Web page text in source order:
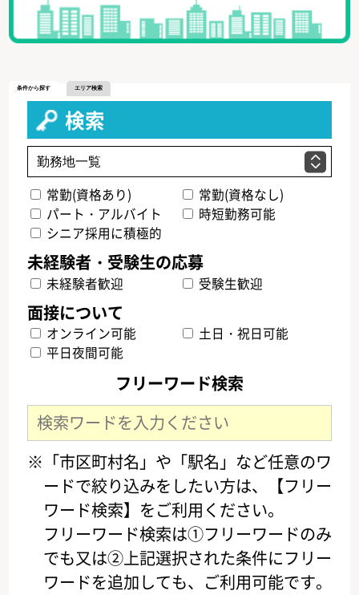
条件から探す エリア検索
検索
常勤(資格あり)
常勤(資格なし)
パート・アルバイト
時短勤務可能
シニア採用に積極的
未経験者歓迎 受験生歓迎
オンライン可能
土日・祝日可能
平日夜間可能
フリーワード検索
※「市区町村名」や「駅名」など任意のワ
ードで絞り込みをしたい方は、【フリー
ワード検索】をご利用ください。
フリーワード検索は①フリーワードのみ
でも又は②上記選択された条件にフリー
ワードを追加しても、ご利用可能です。